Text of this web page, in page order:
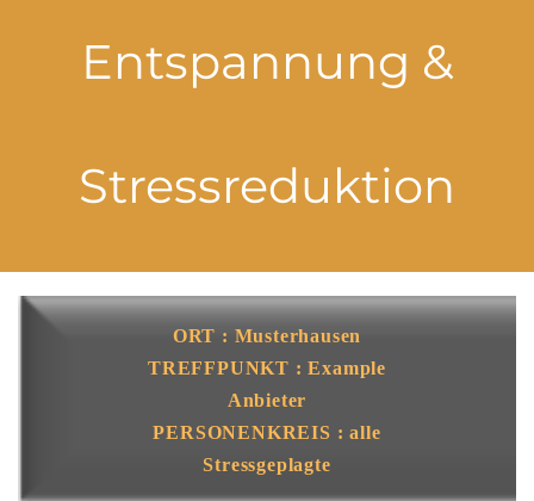
Entspannung &
Stressreduktion
ORT : Musterhausen
TREFFPUNKT : Example
Anbieter
PERSONENKREIS : alle
Stressgeplagte